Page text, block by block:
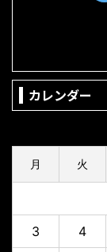
カレンダー
月 火
3 4